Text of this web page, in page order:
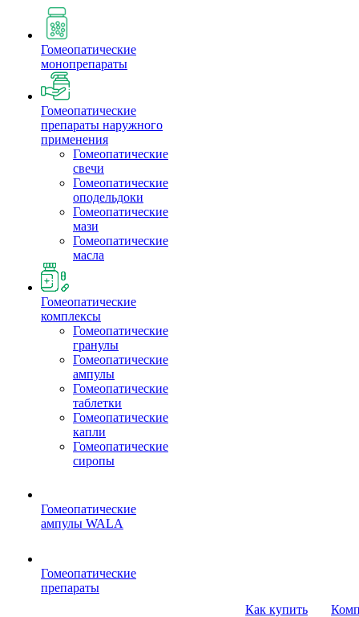
Гомеопатические
монопрепараты
Гомеопатические
препараты наружного
применения
Гомеопатические
свечи
Гомеопатические
оподельдоки
Гомеопатические
мази
Гомеопатические
масла
Гомеопатические
комплексы
Гомеопатические
гранулы
Гомеопатические
ампулы
Гомеопатические
таблетки
Гомеопатические
капли
Гомеопатические
сиропы
Гомеопатические
ампулы WALA
Гомеопатические
препараты
Как купить